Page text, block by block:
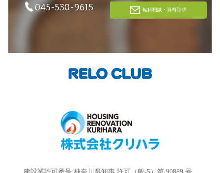
045-530-9615 無料相談・資料請求